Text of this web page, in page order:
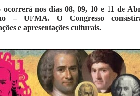
ocorrerá nos dias 08, 09, 10 e 11 de
– UFMA. O Congresso
e apresentações culturais.